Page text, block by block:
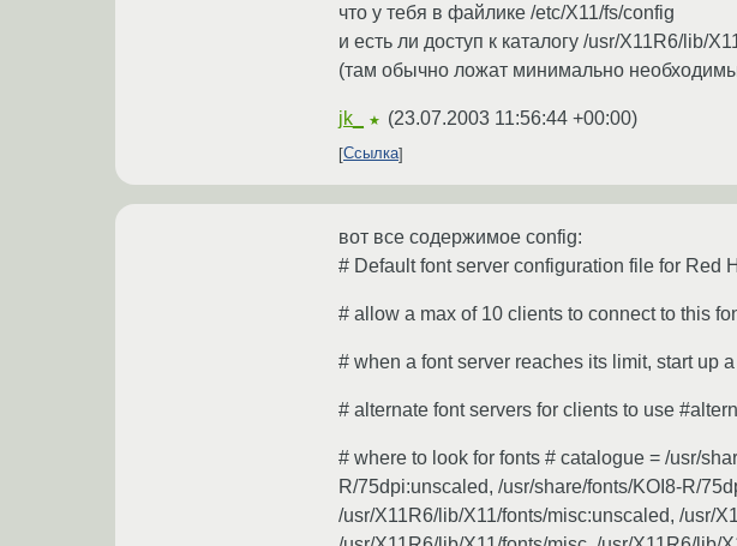
что у тебя в файлике /etc/X11/fs/config
и есть ли доступ к каталогу /usr/X11R6/lib/
(там обычно ложат минимально
jk_ ★ (23.07.2003 11:56:44 +00:00)
Ссылка
вот все содержимое config:
# Default font server configuration file for Red
# allow a max of 10 clients to connect to this
# when a font server reaches its limit, start up
# alternate font servers for clients to use
# where to look for fonts # catalogue = /usr/
R/75dpi:unscaled, /usr/share/fonts/KOI8-R/
/usr/X11R6/lib/X11/fonts/misc:unscaled, /usr/